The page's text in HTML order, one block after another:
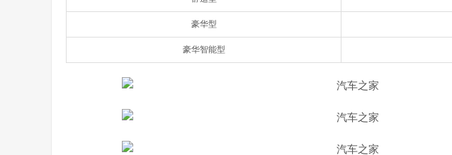
豪华型
豪华智能型